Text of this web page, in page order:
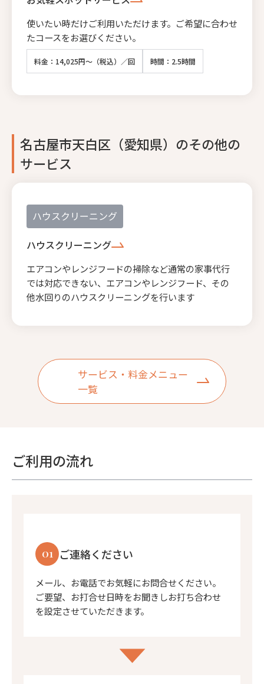
使いたい時だけご利用いただけます。ご希望に合わせ
たコースをお選びください。
料金：14,025円～（税込）／回 時間：2.5時間
名古屋市天白区（愛知県）のその他の
サービス
ハウスクリーニング
ハウスクリーニング
エアコンやレンジフードの掃除など通常の家事代行
では対応できない、エアコンやレンジフード、その
他水回りのハウスクリーニングを行います
サービス・料金メニュー
一覧
ご利用の流れ
01 ご連絡ください
メール、お電話でお気軽にお問合せください。
ご要望、お打合せ日時をお聞きしお打ち合わせ
を設定させていただきます。